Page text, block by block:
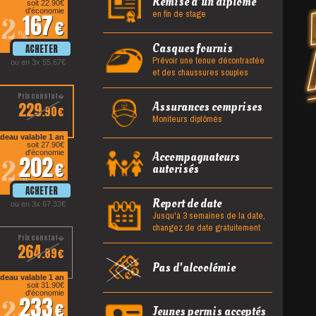
167
ou en 3x 55.67
%
soit 22.90
d'économie
229.90
valable 1 an
202
ou en 3x 67.33
%
soit 27.90
d'économie
264.89
valable 1 an
233
soit 31.90
d'économie
en fin de stage
Casques fournis
Prévoir une tenue décontractée
et des chaussures souples
Assurances comprises
Moniteurs diplômés
Accompagnateurs
autorisés
Report de date
Jusqu'à 3 semaines de la date,
changez de date gratuitement
Pas d'alcoolémie
Jeunes permis acceptés